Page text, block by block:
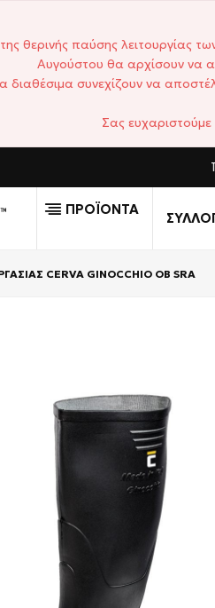
θερινής παύσης λειτουργίας
Αυγούστου θα αρχίσουν να
διαθέσιμα συνεχίζουν να
Σας
CUSTOM MADE
ΠΡΟΪΟΝΤΑ
CERVA GINOCCHIO OB SRA